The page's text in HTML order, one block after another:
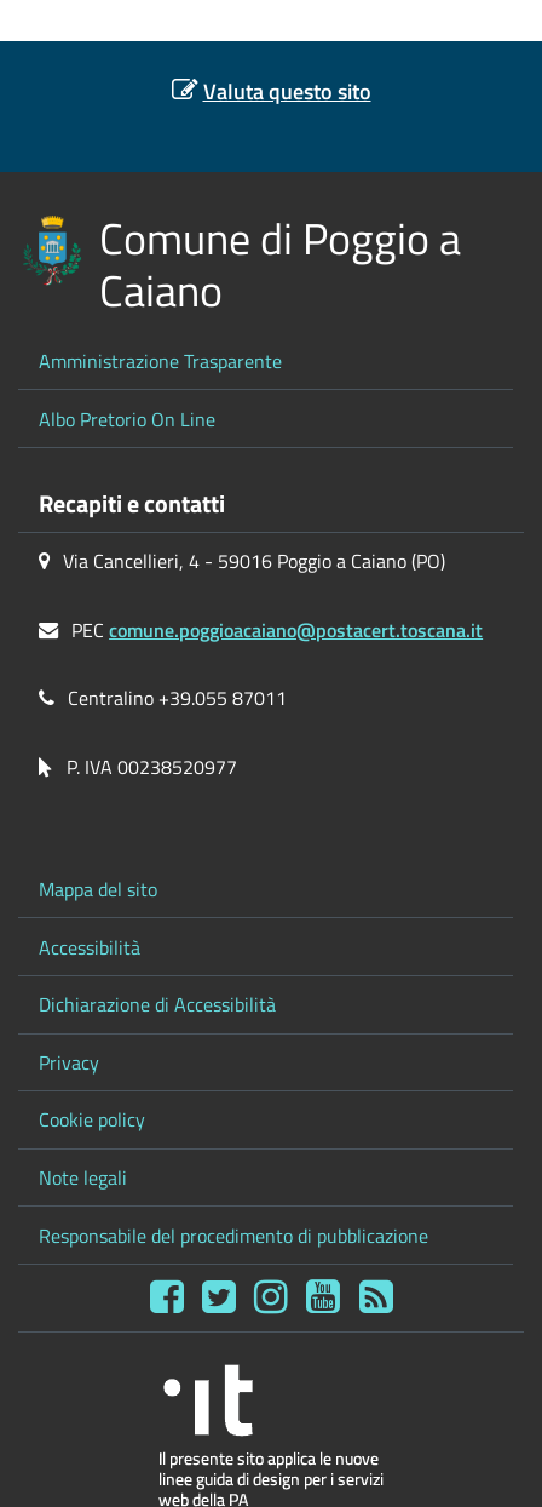
Valuta questo sito
Comune di Poggio a
Caiano
Amministrazione Trasparente
Albo Pretorio On Line
Recapiti e contatti
Via Cancellieri, 4 - 59016 Poggio a Caiano (PO)
PECcomune.poggioacaiano@postacert.toscana.it
Centralino +39.055 87011
P. IVA 00238520977
Mappa del sito
Accessibilità
Dichiarazione di Accessibilità
Privacy
Cookie policy
Note legali
Responsabile del procedimento di pubblicazione